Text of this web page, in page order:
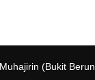
(Bukit